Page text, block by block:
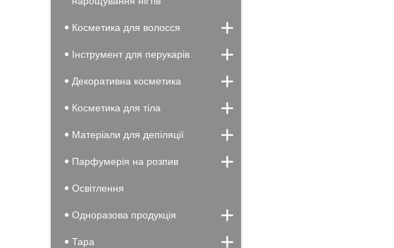
Косметика для волосся
Інструмент для перукарів
Декоративна косметика
Косметика для тіла
Матеріали для депіляції
Парфумерія на розпив
Освітлення
Одноразова продукція
Тара